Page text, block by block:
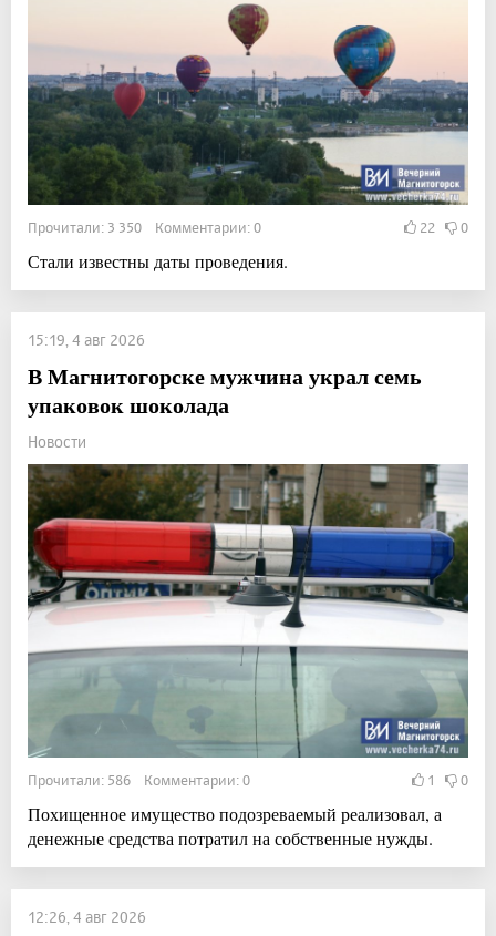
Прочитали: 3 350 Комментарии: 0 22 0
Стали известны даты проведения.
15:19, 4 авг 2026
В Магнитогорске мужчина украл семь
упаковок шоколада
Новости
Прочитали: 586 Комментарии: 0 1 0
Похищенное имущество подозреваемый реализовал, а
денежные средства потратил на собственные нужды.
12:26, 4 авг 2026